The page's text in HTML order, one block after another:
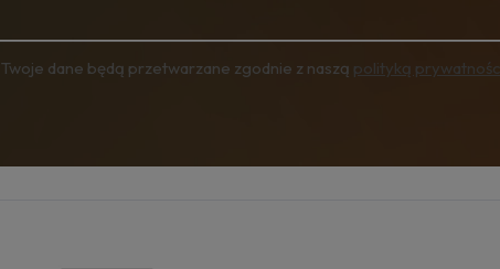
Twoje dane będą przetwarzane zgodnie z naszą polityką